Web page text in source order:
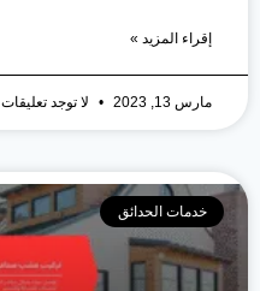
إقراء المزيد »
مارس 13, 2023 لا توجد تعليقات
خدمات الحدائق